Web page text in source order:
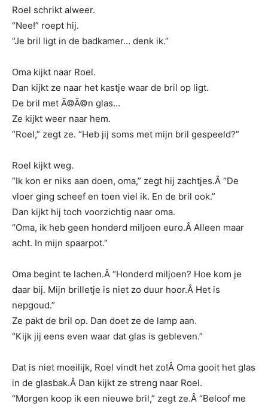
Roel schrikt alweer.
“Nee!” roept hij.
“Je bril ligt in de badkamer… denk ik.”
Oma kijkt naar Roel.
Dan kijkt ze naar het kastje waar de bril op ligt.
De bril met Ã©Ã©n glas…
Ze kijkt weer naar hem.
“Roel,” zegt ze. “Heb jij soms met mijn bril gespeeld?”
Roel kijkt weg.
“Ik kon er niks aan doen, oma,” zegt hij zachtjes.Â “De
vloer ging scheef en toen viel ik. En de bril ook.”
Dan kijkt hij toch voorzichtig naar oma.
“Oma, ik heb geen honderd miljoen euro.Â Alleen maar
acht. In mijn spaarpot.”
Oma begint te lachen.Â “Honderd miljoen? Hoe kom je
daar bij. Mijn brilletje is niet zo duur hoor.Â Het is
nepgoud.”
Ze pakt de bril op. Dan doet ze de lamp aan.
“Kijk jij eens even waar dat glas is gebleven.”
Dat is niet moeilijk, Roel vindt het zo!Â Oma gooit het glas
in de glasbak.Â Dan kijkt ze streng naar Roel.
“Morgen koop ik een nieuwe bril,” zegt ze.Â “Beloof me